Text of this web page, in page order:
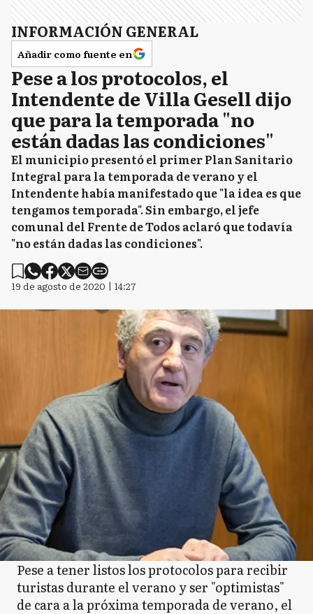
INFORMACIÓN GENERAL
Añadir como fuente en
Pese a los protocolos, el
Intendente de Villa Gesell dijo
que para la temporada "no
están dadas las condiciones"
El municipio presentó el primer Plan Sanitario
Integral para la temporada de verano y el
Intendente había manifestado que "la idea es que
tengamos temporada". Sin embargo, el jefe
comunal del Frente de Todos aclaró que todavía
"no están dadas las condiciones".
19 de agosto de 2020 | 14:27
Pese a tener listos los protocolos para recibir
turistas durante el verano y ser "optimistas"
de cara a la próxima temporada de verano, el